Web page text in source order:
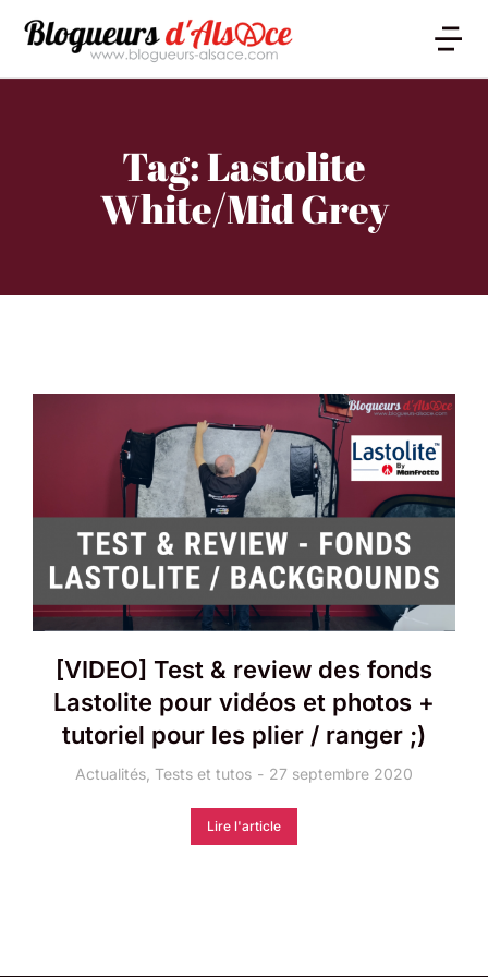
Tag: Lastolite
White/Mid Grey
[VIDEO] Test & review des fonds
Lastolite pour vidéos et photos +
tutoriel pour les plier / ranger ;)
Actualités Tests et tutos 27 septembre 2020
Lire l'article